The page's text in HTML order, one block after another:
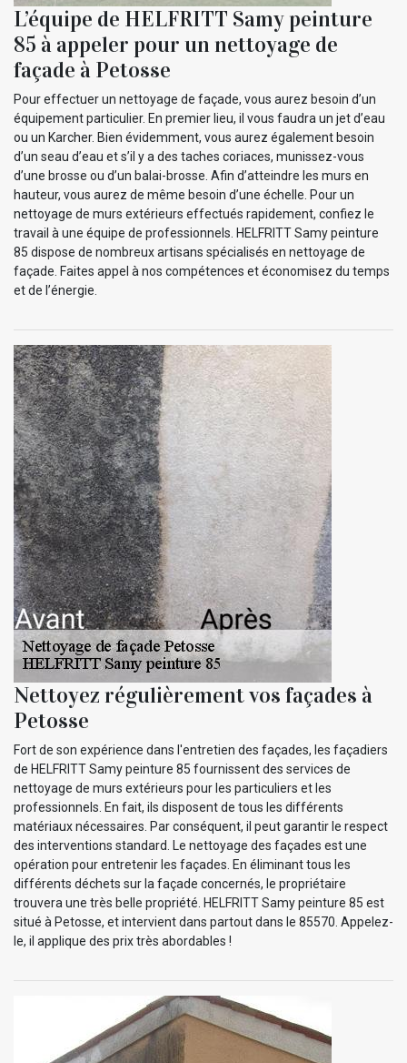
L’équipe de HELFRITT Samy peinture
85 à appeler pour un nettoyage de
façade à Petosse
Pour effectuer un nettoyage de façade, vous aurez besoin d’un
équipement particulier. En premier lieu, il vous faudra un jet d’eau
ou un Karcher. Bien évidemment, vous aurez également besoin
d’un seau d’eau et s’il y a des taches coriaces, munissez-vous
d’une brosse ou d’un balai-brosse. Afin d’atteindre les murs en
hauteur, vous aurez de même besoin d’une échelle. Pour un
nettoyage de murs extérieurs effectués rapidement, confiez le
travail à une équipe de professionnels. HELFRITT Samy peinture
85 dispose de nombreux artisans spécialisés en nettoyage de
façade. Faites appel à nos compétences et économisez du temps
et de l’énergie.
Nettoyez régulièrement vos façades à
Petosse
Fort de son expérience dans l'entretien des façades, les façadiers
de HELFRITT Samy peinture 85 fournissent des services de
nettoyage de murs extérieurs pour les particuliers et les
professionnels. En fait, ils disposent de tous les différents
matériaux nécessaires. Par conséquent, il peut garantir le respect
des interventions standard. Le nettoyage des façades est une
opération pour entretenir les façades. En éliminant tous les
différents déchets sur la façade concernés, le propriétaire
trouvera une très belle propriété. HELFRITT Samy peinture 85 est
situé à Petosse, et intervient dans partout dans le 85570. Appelez-
le, il applique des prix très abordables !